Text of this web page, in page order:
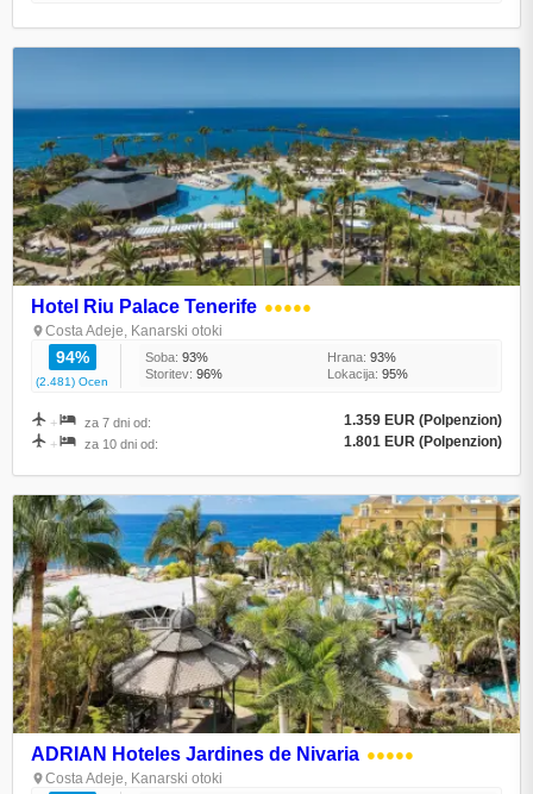
Hotel Riu Palace Tenerife ●●●●●
Costa Adeje, Kanarski otoki
94%
(2.481) Ocen
Soba: 93% Hrana: 93%
Storitev: 96% Lokacija: 95%
+ za 7 dni od: 1.359 EUR (Polpenzion)
+ za 10 dni od: 1.801 EUR (Polpenzion)
ADRIAN Hoteles Jardines de Nivaria ●●●●●
Costa Adeje, Kanarski otoki